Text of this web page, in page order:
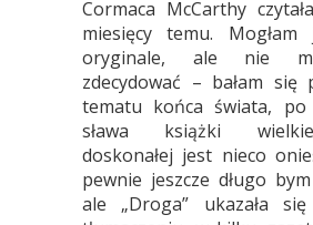
Cormaca McCarthy
miesięcy temu.
oryginale, ale nie
zdecydować – bałam się
tematu końca świata,
sława książki
doskonałej jest nieco
pewnie jeszcze długo
ale „Droga” ukazała